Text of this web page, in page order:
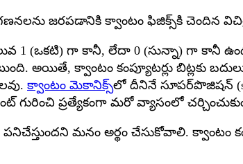
గణనలను జరపడానికి క్వాంటం ఫిజిక్స్‌కి
1 (ఒకటి) గా కానీ, లేదా 0 (సున్నా) గా కానీ
అయితే, క్వాంటం కంప్యూటర్లు బిట్లకు
క్వాంటం మెకానిక్స్‌లో దీనినే సూపర్‌పొజిషన్
ప్రత్యేకంగా మరో వ్యాసంలో
మనం అర్థం చేసుకోవాలి. క్వాంటం